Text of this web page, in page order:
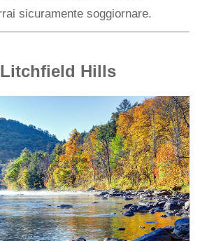
sicuramente soggiornare.
Hills